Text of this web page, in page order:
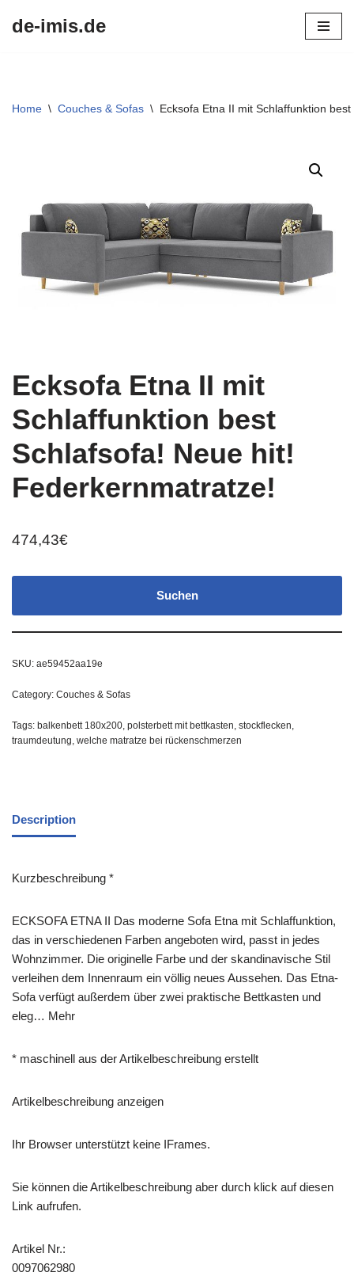
de-imis.de
Home \ Couches & Sofas \ Ecksofa Etna II mit Schlaffunktion
Ecksofa Etna II mit
Schlaffunktion best
Schlafsofa! Neue hit!
Federkernmatratze!
474,43€
Suchen
SKU: ae59452aa19e
Category: Couches & Sofas
Tags: balkenbett 180x200, polsterbett mit bettkasten, stockflecken,
traumdeutung, welche matratze bei rückenschmerzen
Description
Kurzbeschreibung *
ECKSOFA ETNA II Das moderne Sofa Etna mit Schlaffunktion,
das in verschiedenen Farben angeboten wird, passt in jedes
Wohnzimmer. Die originelle Farbe und der skandinavische Stil
verleihen dem Innenraum ein völlig neues Aussehen. Das Etna-
Sofa verfügt außerdem über zwei praktische Bettkasten und
eleg… Mehr
* maschinell aus der Artikelbeschreibung erstellt
Artikelbeschreibung anzeigen
Ihr Browser unterstützt keine IFrames.
Sie können die Artikelbeschreibung aber durch klick auf diesen
Link aufrufen.
Artikel Nr.:
0097062980